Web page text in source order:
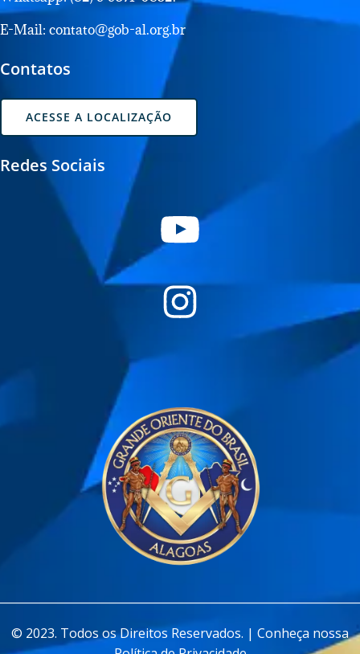
E-Mail: contato@gob-al.org.br
Contatos
ACESSE A LOCALIZAÇÃO
Redes Sociais
© 2023. Todos os Direitos Reservados. | Conheça nossa